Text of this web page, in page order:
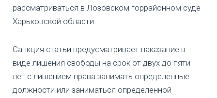
рассматриваться в Лозовском горрайонном суде
Харьковской области.
Санкция статьи предусматривает наказание в
виде лишения свободы на срок от двух до пяти
лет с лишением права занимать определенные
должности или заниматься определенной